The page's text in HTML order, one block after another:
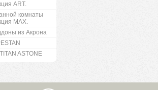
ART.
комнаты
MAX.
из Акрона
ASTONE